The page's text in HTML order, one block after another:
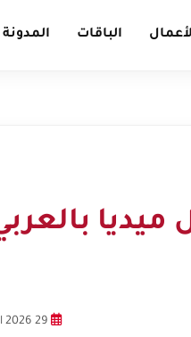
الباقات المدونة